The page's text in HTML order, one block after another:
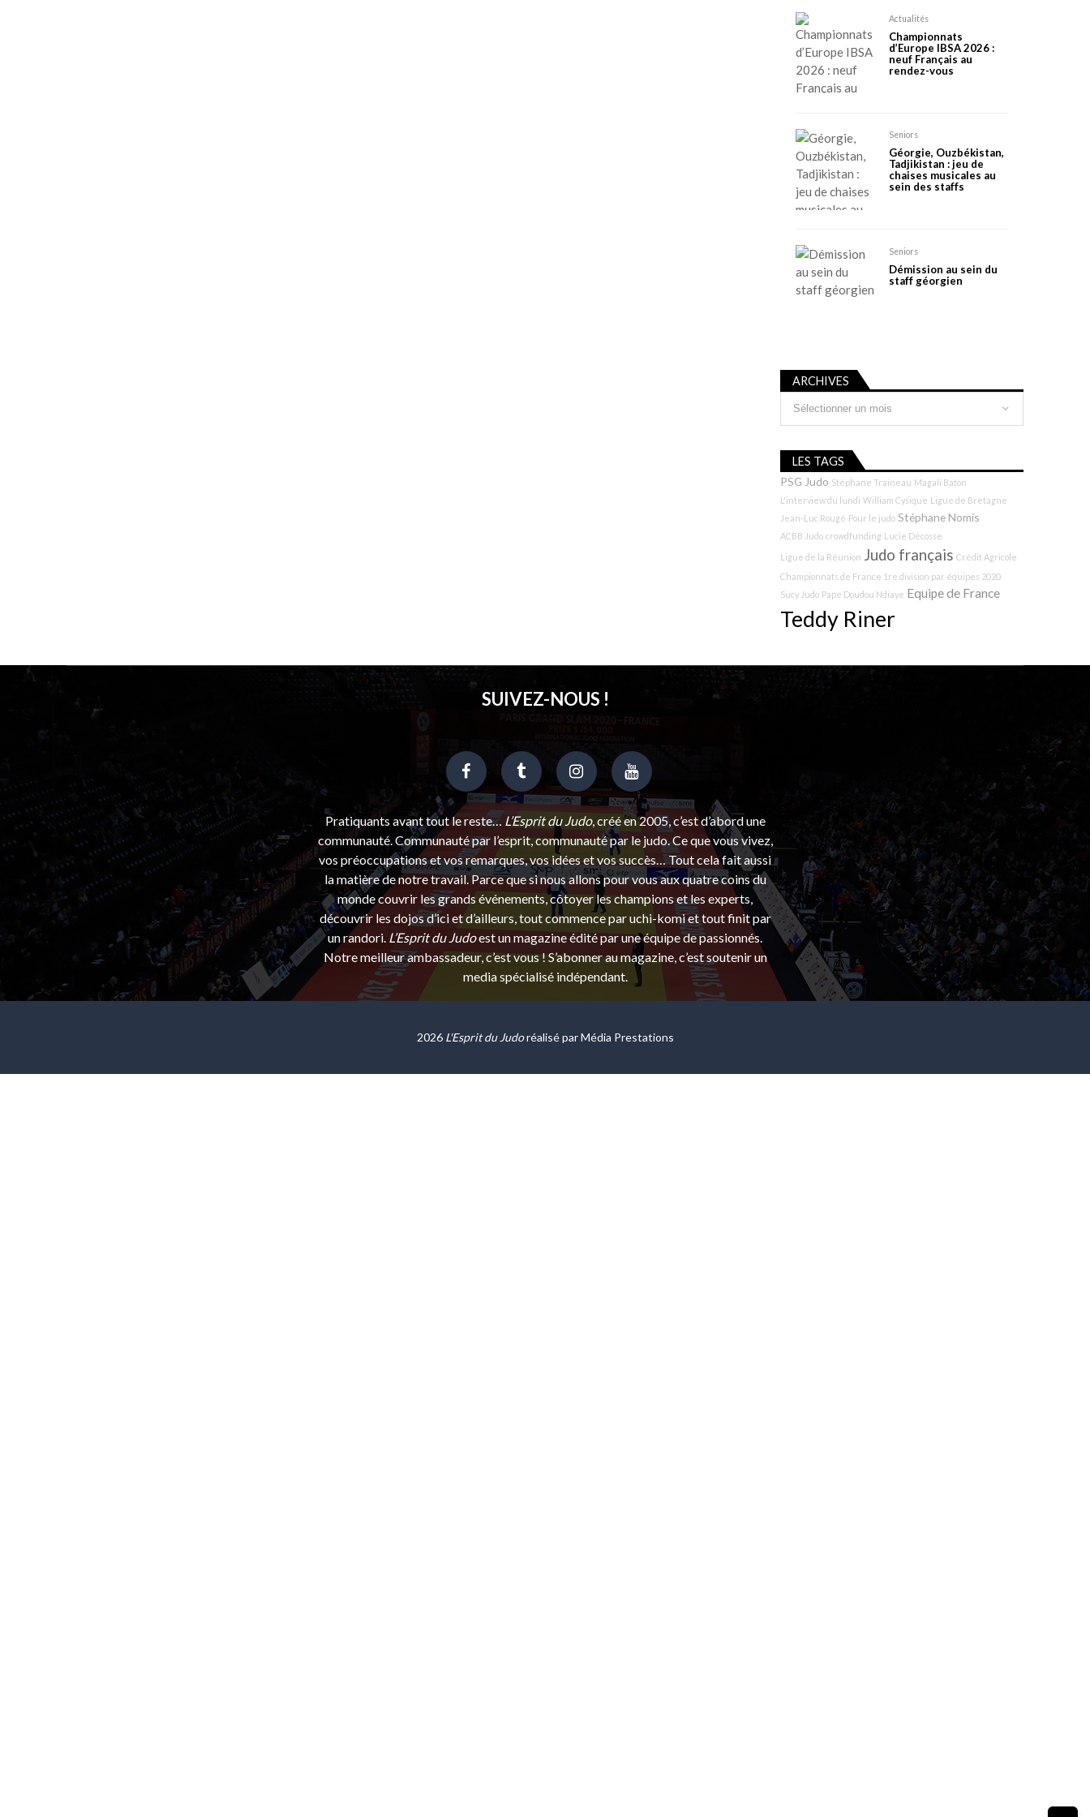
Actualités
Championnats
d’Europe IBSA 2026 :
neuf Français au
rendez-vous
Seniors
Géorgie, Ouzbékistan,
Tadjikistan : jeu de
chaises musicales au
sein des staffs
Seniors
Démission au sein du
staff géorgien
ARCHIVES
LES TAGS
PSG Judo Stéphane Traineau Magali Baton
L'interview du lundi William Cysique Ligue de Bretagne
Jean-Luc Rougé Pour le judo Stéphane Nomis
ACBB Judo crowdfunding Lucie Décosse
Ligue de la Réunion Judo français Crédit Agricole
Championnats de France 1re division par équipes 2020
Sucy Judo Pape Doudou Ndiaye Equipe de France
Teddy Riner
SUIVEZ-NOUS !
Pratiquants avant tout le reste… L’Esprit du Judo, créé en 2005, c’est d’abord une
communauté. Communauté par l’esprit, communauté par le judo. Ce que vous vivez,
vos préoccupations et vos remarques, vos idées et vos succès… Tout cela fait aussi
la matière de notre travail. Parce que si nous allons pour vous aux quatre coins du
monde couvrir les grands événements, côtoyer les champions et les experts,
découvrir les dojos d’ici et d’ailleurs, tout commence par uchi-komi et tout finit par
un randori. L’Esprit du Judoest un magazine édité par une équipe de passionnés.
Notre meilleur ambassadeur, c’est vous ! S’abonner au magazine, c’est soutenir un
media spécialisé indépendant.
2026 L'Esprit du Judoréalisé parMédia Prestations